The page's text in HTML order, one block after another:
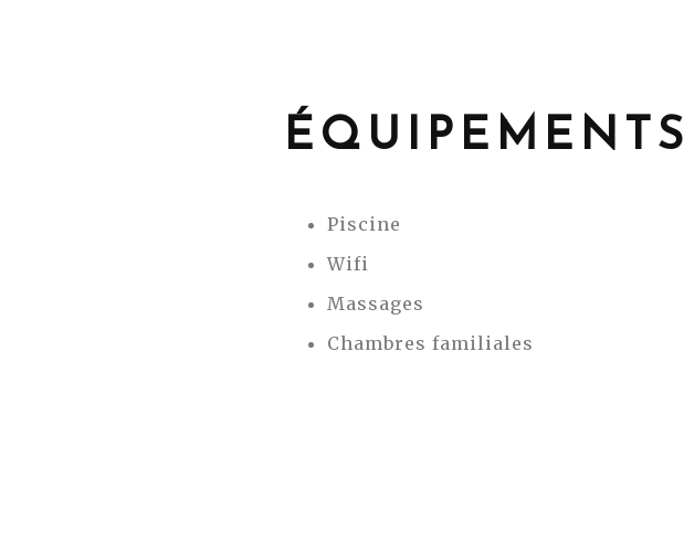
ÉQUIPEMENTS
Piscine
Wifi
Massages
Chambres familiales